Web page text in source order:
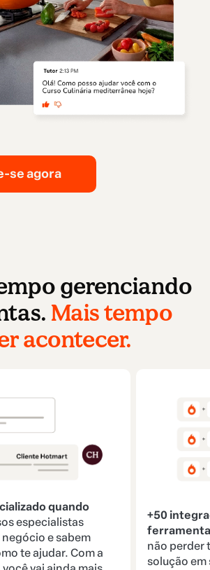
se agora
gerenciando
Mais tempo
acontecer.
quando
especialistas
e sabem
te ajudar. Com a
+50
não perder
solução em